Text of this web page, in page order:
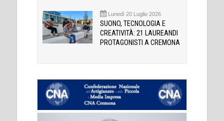
Lunedì 20 Luglio 2026
SUONO, TECNOLOGIA E
CREATIVITÀ: 21 LAUREANDI
PROTAGONISTI A CREMONA